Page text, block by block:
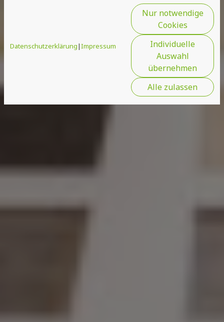
Datenschutzerklärung|Impressum
Nur notwendige
Cookies
Individuelle
Auswahl
übernehmen
Alle zulassen